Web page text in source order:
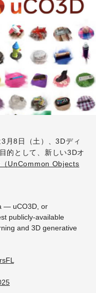
月8日（土）、3Dディ
的として、新しい3Dオ
UnCommon Objects
— uCO3D, or
publicly-available
and 3D generative